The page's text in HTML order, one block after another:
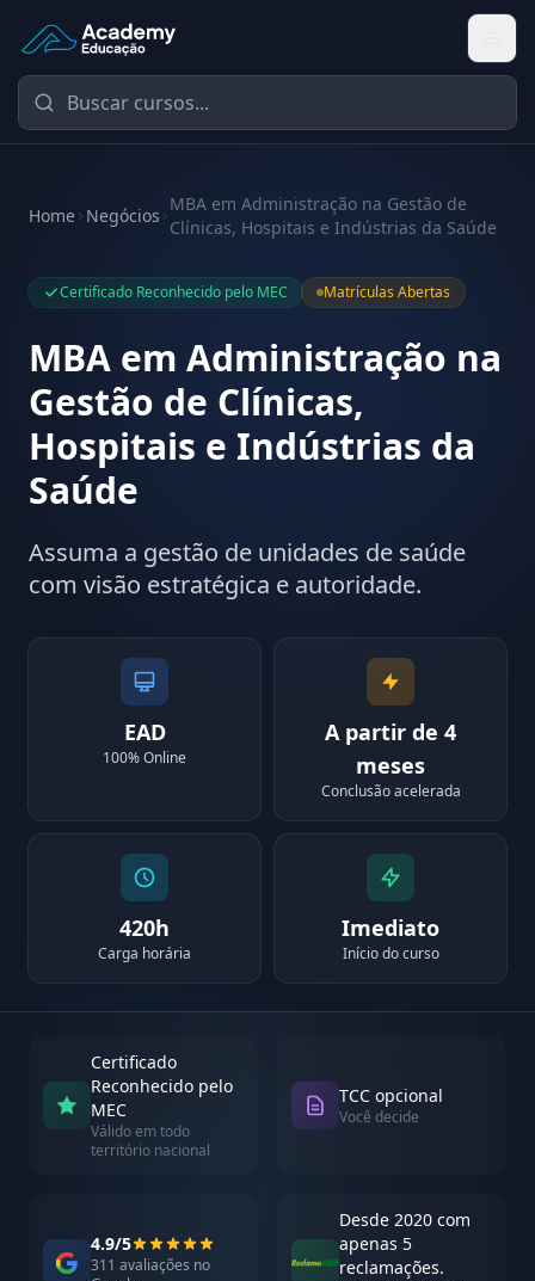
Academy Educação — Página Inicial
Home Negócios
MBA em Administração na Gestão de
Clínicas, Hospitais e Indústrias da Saúde
Certificado Reconhecido pelo MEC Matrículas Abertas
MBA em Administração na
Gestão de Clínicas,
Hospitais e Indústrias da
Saúde
Assuma a gestão de unidades de saúde
com visão estratégica e autoridade.
EAD
100% Online
A partir de 4
meses
Conclusão acelerada
420h
Carga horária
Imediato
Início do curso
Certificado
Reconhecido pelo
MEC
Válido em todo
território nacional
TCC opcional
Você decide
4.9/5
311 avaliações no
Desde 2020 com
apenas 5
reclamações.